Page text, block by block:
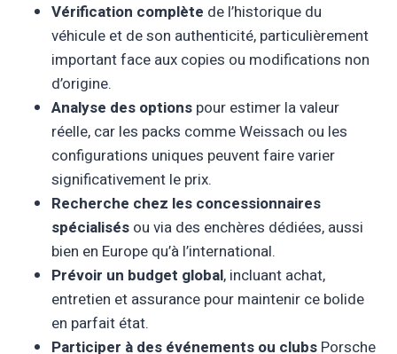
Vérification complète de l’historique du
véhicule et de son authenticité, particulièrement
important face aux copies ou modifications non
d’origine.
Analyse des options pour estimer la valeur
réelle, car les packs comme Weissach ou les
configurations uniques peuvent faire varier
significativement le prix.
Recherche chez les concessionnaires
spécialisés ou via des enchères dédiées, aussi
bien en Europe qu’à l’international.
Prévoir un budget global, incluant achat,
entretien et assurance pour maintenir ce bolide
en parfait état.
Participer à des événements ou clubs Porsche